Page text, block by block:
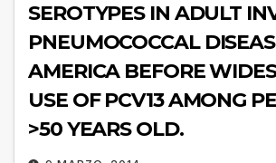
SEROTYPES IN ADULT
PNEUMOCOCCAL
AMERICA BEFORE
USE OF PCV13 AMONG
>50 YEARS OLD.